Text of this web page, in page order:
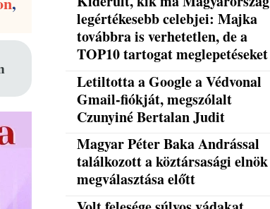
legértékesebb celebjei: Majka
továbbra is verhetetlen, de a
TOP10 tartogat meglepetéseket
Letiltotta a Google a Védvonal
Gmail-fiókját, megszólalt
Czunyiné Bertalan Judit
Magyar Péter Baka Andrással
találkozott a köztársasági elnök
megválasztása előtt